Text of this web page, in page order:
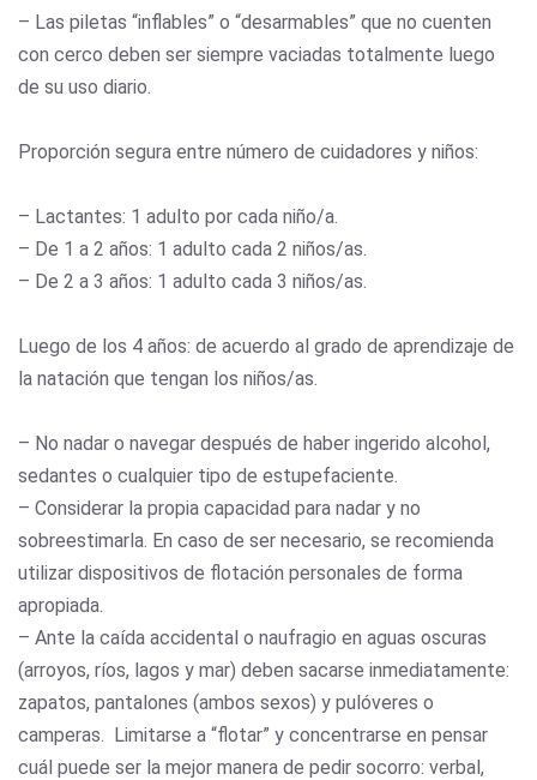
– Las piletas “inflables” o “desarmables” que no cuenten
con cerco deben ser siempre vaciadas totalmente luego
de su uso diario.
Proporción segura entre número de cuidadores y niños:
– Lactantes: 1 adulto por cada niño/a.
– De 1 a 2 años: 1 adulto cada 2 niños/as.
– De 2 a 3 años: 1 adulto cada 3 niños/as.
Luego de los 4 años: de acuerdo al grado de aprendizaje de
la natación que tengan los niños/as.
– No nadar o navegar después de haber ingerido alcohol,
sedantes o cualquier tipo de estupefaciente.
– Considerar la propia capacidad para nadar y no
sobreestimarla. En caso de ser necesario, se recomienda
utilizar dispositivos de flotación personales de forma
apropiada.
– Ante la caída accidental o naufragio en aguas oscuras
(arroyos, ríos, lagos y mar) deben sacarse inmediatamente:
zapatos, pantalones (ambos sexos) y pulóveres o
camperas. Limitarse a “flotar” y concentrarse en pensar
cuál puede ser la mejor manera de pedir socorro: verbal,